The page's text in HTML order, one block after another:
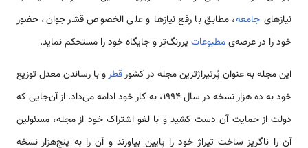
نیازهای جامعه، مطابق با رفع نیازها و علی الخصوص قشر جوان، حضور
خود را در عرصه‌یمطبوعات پررنگ‌تر و جایگاه خود را مستحکم نماید.
این مجله به عنوان پُرتیراژترین مجله در کشورقطرو با رساندن معدل توزیع
خود به ده هزار نسخه در سال 1994، به کار خود ادامه می‌داد. از آن‌جایی که
دولت از حمایت آن دست کشید و با لغو اشتراک خود از مجله، مسئولین
آن را ناگریز ساخت تیراژ خود را پایین بیاورند و آن را به پنج‌هزار نسخه